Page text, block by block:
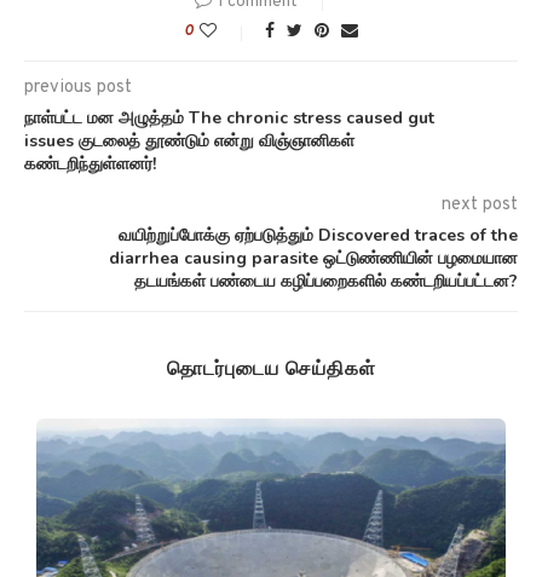
0
previous post
நாள்பட்ட மன அழுத்தம் The chronic stress caused gut
issues குடலைத் தூண்டும் என்று விஞ்ஞானிகள்
கண்டறிந்துள்ளனர்!
next post
வயிற்றுப்போக்கு ஏற்படுத்தும் Discovered traces of the
diarrhea causing parasite ஒட்டுண்ணியின் பழமையான
தடயங்கள் பண்டைய கழிப்பறைகளில் கண்டறியப்பட்டன?
தொடர்புடைய செய்திகள்